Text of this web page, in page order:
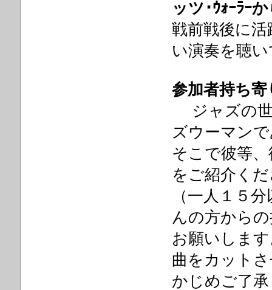
ッツ･ｳｫｰﾗｰ
戦前戦後に
い演奏を聴
参加者持ち寄
ジャズの世
ズウーマン
そこで彼等
をご紹介く
（一人１５
んの方から
お願いしま
曲をカット
かじめご了